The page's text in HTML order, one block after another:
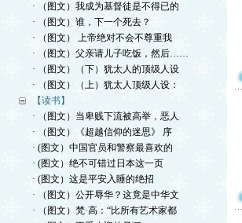
· （图文）我成为基督徒是不得已的
· （图文）谁，下一个死去？
· （图文） 上帝绝对不会不尊重我
· （图文）父亲请儿子吃饭，然后……
· （图文）（下）犹太人的顶级人设
· （图文）（上）犹太人顶级人设：
【读书】
· （图文）当卑贱下流被高举，恶人
· （图文）《超越信仰的迷思》 序
· (图文）中国官员和警察最喜欢的
· (图文）绝不可错过日本这一页
· (图文）这是平安入睡的绝招
· （图文）公开辱华？这竟是中华文
· （图文）梵·高：“比所有艺术家都